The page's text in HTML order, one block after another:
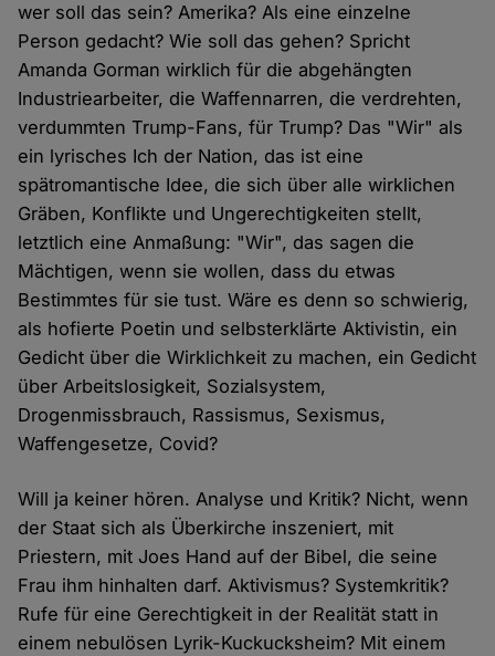
wer soll das sein? Amerika? Als eine einzelne
Person gedacht? Wie soll das gehen? Spricht
Amanda Gorman wirklich für die abgehängten
Industriearbeiter, die Waffennarren, die verdrehten,
verdummten Trump-Fans, für Trump? Das "Wir" als
ein lyrisches Ich der Nation, das ist eine
spätromantische Idee, die sich über alle wirklichen
Gräben, Konflikte und Ungerechtigkeiten stellt,
letztlich eine Anmaßung: "Wir", das sagen die
Mächtigen, wenn sie wollen, dass du etwas
Bestimmtes für sie tust. Wäre es denn so schwierig,
als hofierte Poetin und selbsterklärte Aktivistin, ein
Gedicht über die Wirklichkeit zu machen, ein Gedicht
über Arbeitslosigkeit, Sozialsystem,
Drogenmissbrauch, Rassismus, Sexismus,
Waffengesetze, Covid?
Will ja keiner hören. Analyse und Kritik? Nicht, wenn
der Staat sich als Überkirche inszeniert, mit
Priestern, mit Joes Hand auf der Bibel, die seine
Frau ihm hinhalten darf. Aktivismus? Systemkritik?
Rufe für eine Gerechtigkeit in der Realität statt in
einem nebulösen Lyrik-Kuckucksheim? Mit einem